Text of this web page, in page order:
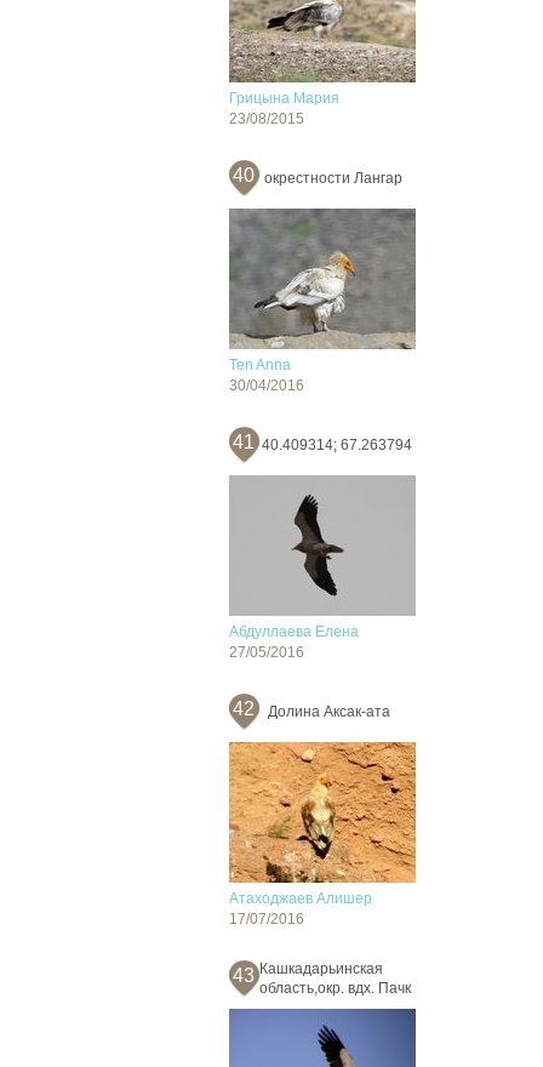
Грицына Мария
23/08/2015
40 окрестности Лангар
Ten Anna
30/04/2016
41 40.409314; 67.263794
Абдуллаева Елена
27/05/2016
42 Долина Аксак-ата
Атаходжаев Алишер
17/07/2016
43 Кашкадарьинская
область,окр. вдх. Пачк